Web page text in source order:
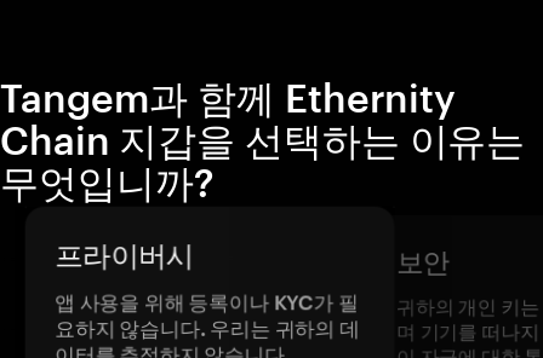
Tangem과 함께 Ethernity
Chain 지갑을 선택하는 이유는
무엇입니까?
프라이버시
앱 사용을 위해 등록이나 KYC가 필
요하지 않습니다. 우리는 귀하의 데
보안
귀하의 개인 키
며 기기를 떠나